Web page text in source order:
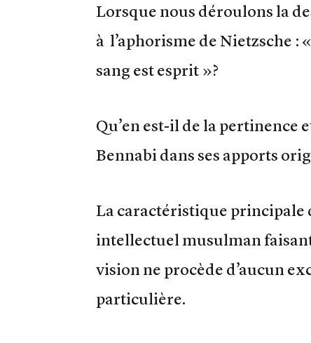
Lorsque nous déroulons la
à l’aphorisme de Nietzsche :
sang est esprit »?
Qu’en est-il de la pertinence
Bennabi dans ses apports
La caractéristique principale
intellectuel musulman
vision ne procède d’aucun
particulière.